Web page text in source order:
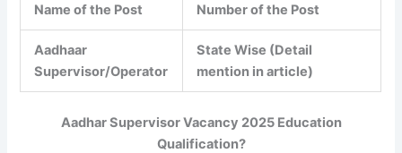
Name of the Post Number of the Post
Aadhaar
Supervisor/Operator
State Wise (Detail
mention in article)
Aadhar Supervisor Vacancy 2025 Education
Qualification?